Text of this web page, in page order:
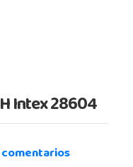
Intex 28604
comentarios